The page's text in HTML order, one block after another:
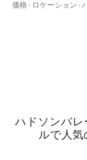
features a soaring
価格 · ロケーション ·
ハドソンバレ
ルで人